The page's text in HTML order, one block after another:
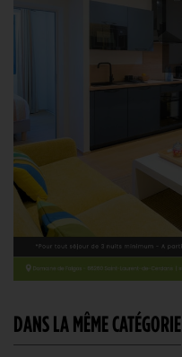
DANS LA MÊME CATÉGORIE